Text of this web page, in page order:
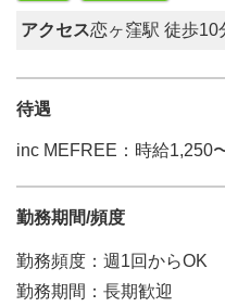
アクセス恋ヶ窪駅 徒歩10
待遇
inc MEFREE：時給1,250
勤務期間/頻度
勤務頻度：週1回からOK
勤務期間：長期歓迎